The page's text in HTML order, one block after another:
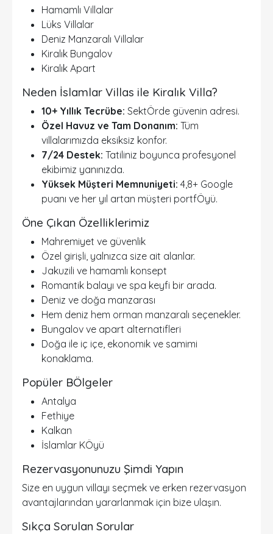
Hamamlı Villalar
Lüks Villalar
Deniz Manzaralı Villalar
Kiralık Bungalov
Kiralık Apart
Neden İslamlar Villas ile Kiralık Villa?
10+ Yıllık Tecrübe: SektÖrde güvenin adresi.
Özel Havuz ve Tam Donanım: Tüm
villalarımızda eksiksiz konfor.
7/24 Destek: Tatiliniz boyunca profesyonel
ekibimiz yanınızda.
Yüksek Müşteri Memnuniyeti: 4,8+ Google
puanı ve her yıl artan müşteri portfÖyü.
Öne Çıkan Özelliklerimiz
Mahremiyet ve güvenlik
Özel girişli, yalnızca size ait alanlar.
Jakuzili ve hamamlı konsept
Romantik balayı ve spa keyfi bir arada.
Deniz ve doğa manzarası
Hem deniz hem orman manzaralı seçenekler.
Bungalov ve apart alternatifleri
Doğa ile iç içe, ekonomik ve samimi
konaklama.
Popüler BÖlgeler
Antalya
Fethiye
Kalkan
İslamlar KÖyü
Rezervasyonunuzu Şimdi Yapın
Size en uygun villayı seçmek ve erken rezervasyon
avantajlarından yararlanmak için bize ulaşın.
Sıkça Sorulan Sorular